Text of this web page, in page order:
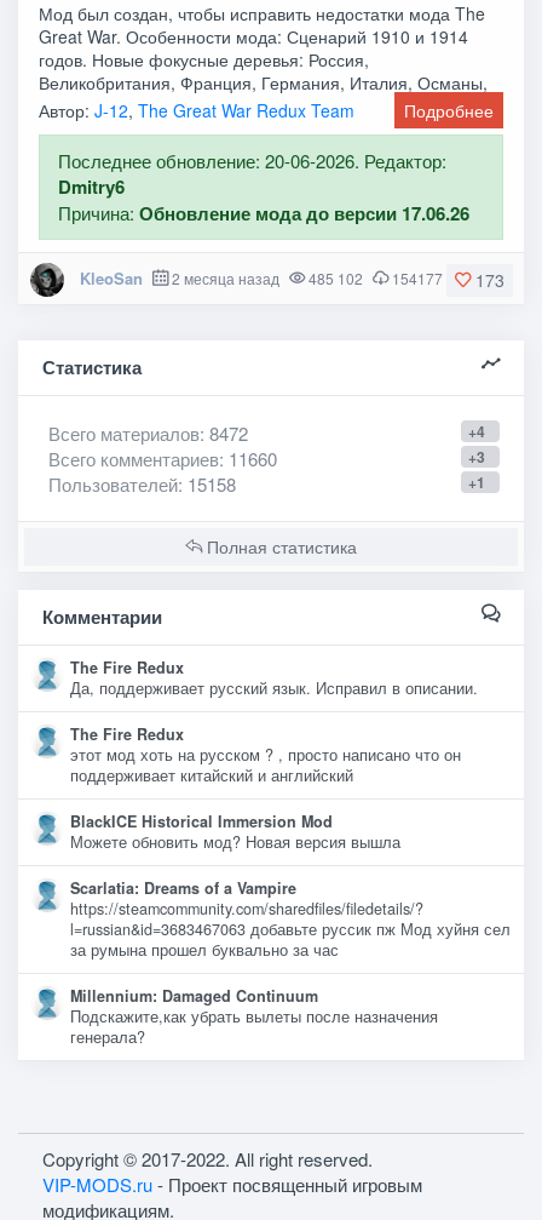
Мод был создан, чтобы исправить недостатки мода The
Great War. Особенности мода: Сценарий 1910 и 1914
годов. Новые фокусные деревья: Россия,
Великобритания, Франция, Германия, Италия, Османы,
Автор:J-12,The Great War Redux Team Подробнее
Последнее обновление: 20-06-2026. Редактор:
Dmitry6
Причина:Обновление мода до версии 17.06.26
173
KleoSan 2 месяца назад 485 102 154177
Статистика
+4
Всего материалов: 8472
+3
Всего комментариев: 11660
+1
Пользователей: 15158
Полная статистика
Комментарии
The Fire Redux
Да, поддерживает русский язык. Исправил в описании.
The Fire Redux
этот мод хоть на русском ? , просто написано что он
поддерживает китайский и английский
BlackICE Historical Immersion Mod
Можете обновить мод? Новая версия вышла
Scarlatia: Dreams of a Vampire
https://steamcommunity.com/sharedfiles/filedetails/?
l=russian&id=3683467063 добавьте руссик пж Мод хуйня сел
за румына прошел буквально за час
Millennium: Damaged Continuum
Подскажите,как убрать вылеты после назначения
генерала?
Copyright © 2017-2022. All right reserved.
VIP-MODS.ru- Проект посвященный игровым
модификациям.